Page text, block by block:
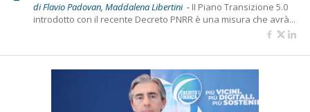
di Flavio Padovan, Maddalena Libertini - II Piano Transizione 5.0
introdotto con il recente Decreto PNRR è una misura che avrà...